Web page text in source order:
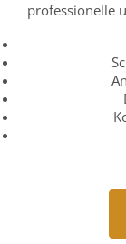
professionelle